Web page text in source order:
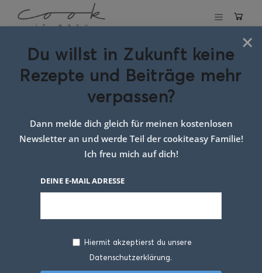
Schlagwort:
saisonales curry
×
Du willst in Zukunft keine
Rezepte und Beiträge mehr
verpassen?
Dann melde dich gleich für meinen kostenlosen
Newsletter an und werde Teil der cookiteasy Familie!
Ich freu mich auf dich!
DEINE E-MAIL ADRESSE
Hiermit akzeptierst du unsere
Datenschutzerklärung.